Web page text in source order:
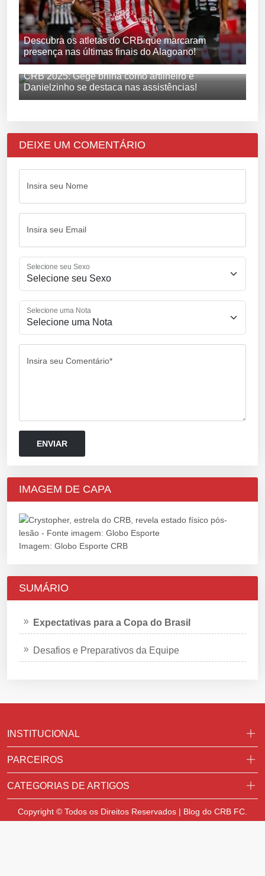
Descubra os atletas do CRB que marcaram
presença nas últimas finais do Alagoano!
CRB 2025: Gege brilha como artilheiro e
Danielzinho se destaca nas assistências!
DEIXE UM COMENTÁRIO
Insira seu Nome
Insira seu Email
Selecione seu Sexo
Selecione uma Nota
Insira seu Comentário*
IMAGEM DE CAPA
Imagem: Globo Esporte CRB
SUMÁRIO
Expectativas para a Copa do Brasil
Desafios e Preparativos da Equipe
INSTITUCIONAL
PARCEIROS
CATEGORIAS DE ARTIGOS
Copyright © Todos os Direitos Reservados | Blog do CRB FC.